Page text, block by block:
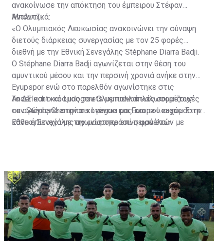
ανακοίνωσε την απόκτηση του έμπειρου Στέφαν
Μπάντζι.
Αναλυτικά:
«Ο Ολυμπιακός Λευκωσίας ανακοινώνει την σύναψη
διετούς διάρκειας συνεργασίας με τον 25 φορές
διεθνή με την Εθνική Σενεγάλης Stéphane Diarra Badji.
Ο Stéphane Diarra Badji αγωνίζεται στην θέση του
αμυντικού μέσου και την περσινή χρονιά ανήκε στην
Eyupspor ενώ στο παρελθόν αγωνίστηκε στις
Anderlecht και Ludogorets με πολλαπλές συμμετοχές
σε αγώνες Champions League και Europa League. Στην
Εθνική Σενεγάλης αγωνίστηκε επί σειρά ετών με
άριστη τοποθέτηση σε όλο τον χώρο του κέντρου.
Το ΔΣ και ο κόσμος του Ολυμπιακού καλωσορίζουν
τον Stéphane στην οικογένεια μας και του ευχόμαστε
κάθε επιτυχία με την μαυροπράσινη φανέλα.»